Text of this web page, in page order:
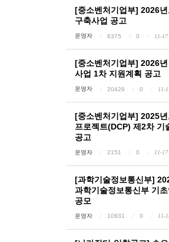
[중소벤처기업부] 2026
구축사업 공고
운영자 6375 0 11-17
[중소벤처기업부] 2026
사업 1차 지원계획 공고
운영자 20428 0 11-
[중소벤처기업부] 2025년
프로젝트(DCP) 제2차 기
공고
운영자 2151 0 11-17
[과학기술정보통신부]
과학기술정보통신부 기
공모
운영자 10831 0 11-